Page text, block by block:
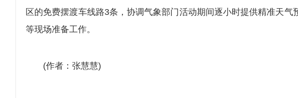
区的免费摆渡车线路3条，协调气象部门活动期间逐小时提供精准天
等现场准备工作。
(作者：张慧慧)